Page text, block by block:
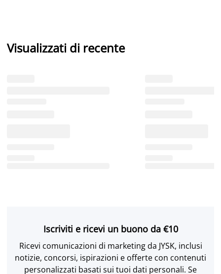
Visualizzati di recente
Iscriviti e ricevi un buono da €10
Ricevi comunicazioni di marketing da JYSK, inclusi
notizie, concorsi, ispirazioni e offerte con contenuti
personalizzati basati sui tuoi dati personali. Se